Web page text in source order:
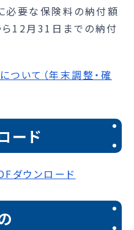
必要な保険料の納付額
12月31日までの納付
いて（年末調整・確
ード
ダウンロード